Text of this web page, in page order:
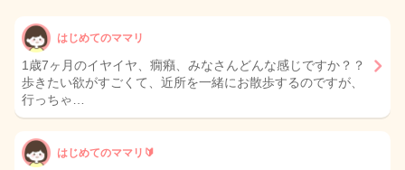
はじめてのママリ
1歳7ヶ月のイヤイヤ、癇癪、みなさんどんな感じですか？？
歩きたい欲がすごくて、近所を一緒にお散歩するのですが、
行っちゃ…
はじめてのママリ🔰